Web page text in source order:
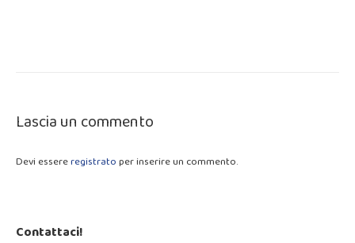
Lascia un commento
Devi essereregistratoper inserire un commento.
Contattaci!